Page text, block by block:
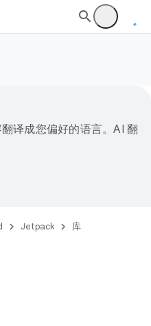
译成您偏好的语言。AI 翻
Jetpack 库